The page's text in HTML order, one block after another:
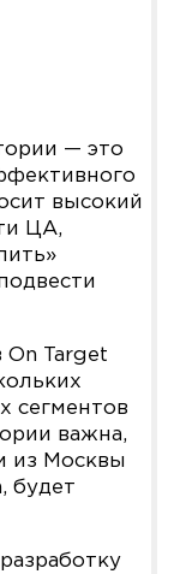
— это
высокий
ЦА,
On Target
сегментов
важна,
из Москвы
будет